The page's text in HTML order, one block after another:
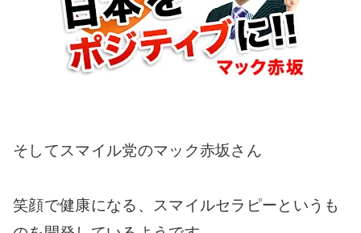
そしてスマイル党のマック赤坂さん
笑顔で健康になる、スマイルセラピーというも